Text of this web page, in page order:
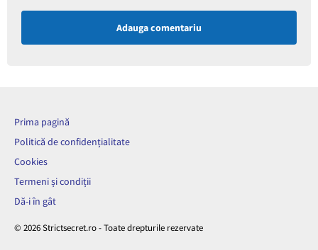
Adauga comentariu
Prima pagină
Politică de confidențialitate
Cookies
Termeni și condiții
Dă-i în gât
© 2026 Strictsecret.ro - Toate drepturile rezervate